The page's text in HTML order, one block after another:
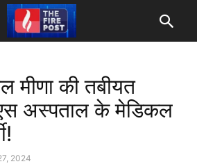
मीणा की तबीयत
अस्पताल के मेडिकल
2024